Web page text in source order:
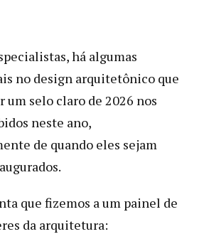
há algumas
no design arquitetônico que
selo claro de 2026 nos
neste ano,
de quando eles sejam
que fizemos a um painel de
da arquitetura: